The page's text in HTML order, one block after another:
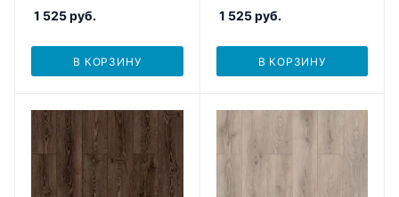
1 525руб.
В КОРЗИНУ
1 525руб.
В КОРЗИНУ